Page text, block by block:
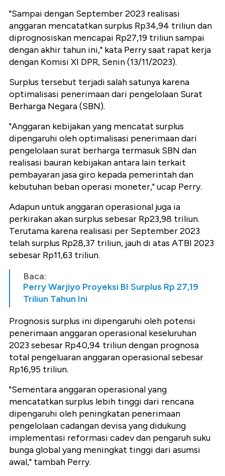
"Sampai dengan September 2023 realisasi
anggaran mencatatkan surplus Rp34,94 triliun dan
diprognosiskan mencapai Rp27,19 triliun sampai
dengan akhir tahun ini," kata Perry saat rapat kerja
dengan Komisi XI DPR, Senin (13/11/2023).
Surplus tersebut terjadi salah satunya karena
optimalisasi penerimaan dari pengelolaan Surat
Berharga Negara (SBN).
"Anggaran kebijakan yang mencatat surplus
dipengaruhi oleh optimalisasi penerimaan dari
pengelolaan surat berharga termasuk SBN dan
realisasi bauran kebijakan antara lain terkait
pembayaran jasa giro kepada pemerintah dan
kebutuhan beban operasi moneter," ucap Perry.
Adapun untuk anggaran operasional juga ia
perkirakan akan surplus sebesar Rp23,98 triliun.
Terutama karena realisasi per September 2023
telah surplus Rp28,37 triliun, jauh di atas ATBI 2023
sebesar Rp11,63 triliun.
Baca:
Perry Warjiyo Proyeksi BI Surplus Rp 27,19
Triliun Tahun Ini
Prognosis surplus ini dipengaruhi oleh potensi
penerimaan anggaran operasional keseluruhan
2023 sebesar Rp40,94 triliun dengan prognosa
total pengeluaran anggaran operasional sebesar
Rp16,95 triliun.
"Sementara anggaran operasional yang
mencatatkan surplus lebih tinggi dari rencana
dipengaruhi oleh peningkatan penerimaan
pengelolaan cadangan devisa yang didukung
implementasi reformasi cadev dan pengaruh suku
bunga global yang meningkat tinggi dari asumsi
awal," tambah Perry.